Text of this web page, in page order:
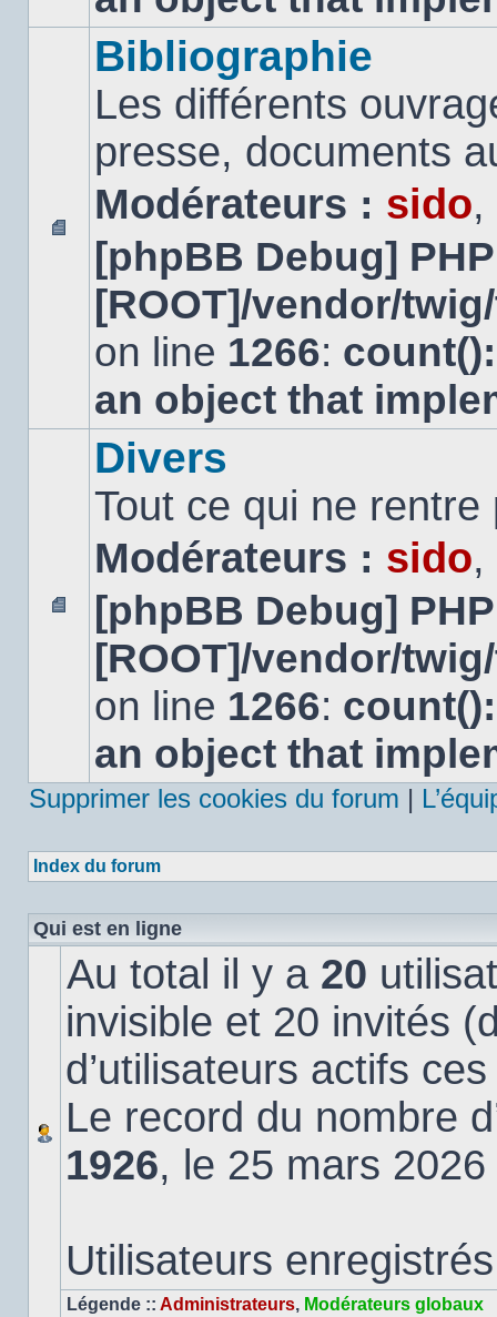
Aucun
message
non
Bibliographie
Les différents
presse, documents
Modérateurs : sido,
[phpBB Debug]
[ROOT]/vendor/
on line 1266:
an object that
Aucun
message
non
Divers
Tout ce qui ne
Modérateurs : sido,
[phpBB Debug]
[ROOT]/vendor/
on line 1266:
an object that
Supprimer les cookies du forum |
Index du forum
Qui est en ligne
Au total il y a 20
invisible et 20 invités
d’utilisateurs actifs
Le record du nombre
1926, le 25 mars 2026
Utilisateurs
Légende :: Administrateurs, Modérateurs globaux